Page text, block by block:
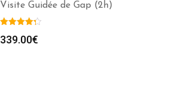
Visite Guidée de Gap (2h)
339.00€